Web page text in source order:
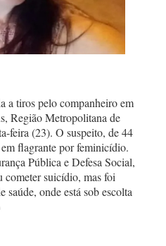
a tiros pelo companheiro em
Região Metropolitana de
feira (23). O suspeito, de 44
flagrante por feminicídio.
Pública e Defesa Social,
cometer suicídio, mas foi
saúde, onde está sob escolta